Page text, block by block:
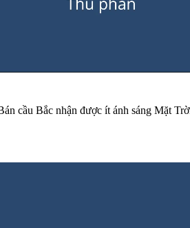
cầu Bắc nhận được ít ánh sáng Mặt